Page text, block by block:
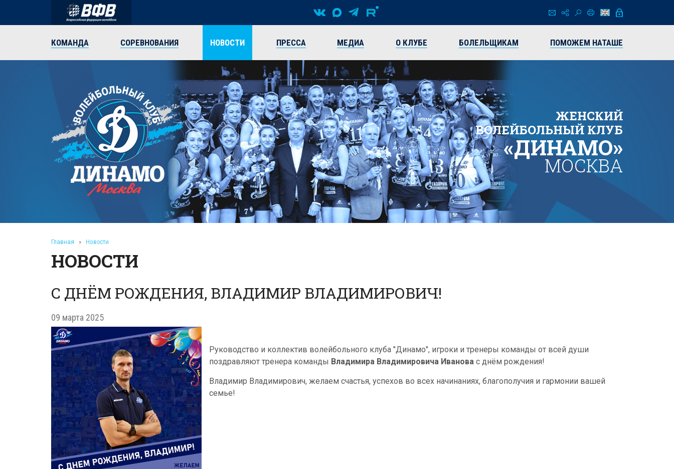
КОМАНДА СОРЕВНОВАНИЯ НОВОСТИ ПРЕССА МЕДИА О КЛУБЕ БОЛЕЛЬЩИКАМ ПОМОЖЕМ НАТАШЕ
ЖЕНСКИЙ
ВОЛЕЙБОЛЬНЫЙ КЛУБ
«ДИНАМО»
МОСКВА
Главная » Новости
НОВОСТИ
С ДНЁМ РОЖДЕНИЯ, ВЛАДИМИР ВЛАДИМИРОВИЧ!
09 марта 2025
Руководство и коллектив волейбольного клуба "Динамо", игроки и тренеры команды от всей души
поздравляют тренера команды Владимира Владимировича Иванова с днём рождения!
Владимир Владимирович, желаем счастья, успехов во всех начинаниях, благополучия и гармонии вашей
семье!